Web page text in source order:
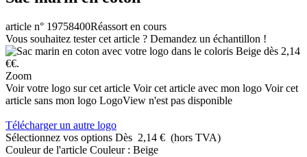
article n° 19758400Réassort en cours
Vous souhaitez tester cet article ? Demandez un échantillon !
Zoom
Voir votre logo sur cet article Voir cet article avec mon logo Voir cet
article sans mon logo LogoView n'est pas disponible
Télécharger un autre logo
Sélectionnez vos options Dès 2,14 € (hors TVA)
Couleur de l'article Couleur : Beige